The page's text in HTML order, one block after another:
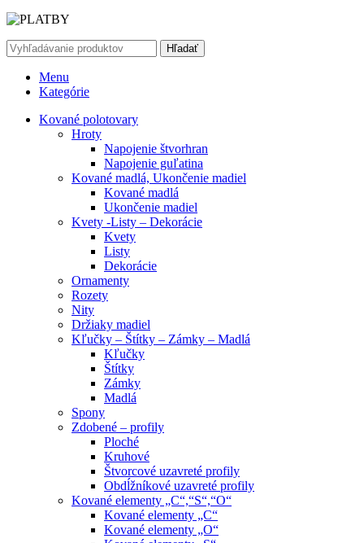
Hľadať
Menu
Kategórie
Kované polotovary
Hroty
Napojenie štvorhran
Napojenie guľatina
Kované madlá, Ukončenie madiel
Kované madlá
Ukončenie madiel
Kvety -Listy – Dekorácie
Kvety
Listy
Dekorácie
Ornamenty
Rozety
Nity
Držiaky madiel
Kľučky – Štítky – Zámky – Madlá
Kľučky
Štítky
Zámky
Madlá
Spony
Zdobené – profily
Ploché
Kruhové
Štvorcové uzavreté profily
Obdĺžníkové uzavreté profily
Kované elementy „C“,“S“,“O“
Kované elementy „C“
Kované elementy „O“